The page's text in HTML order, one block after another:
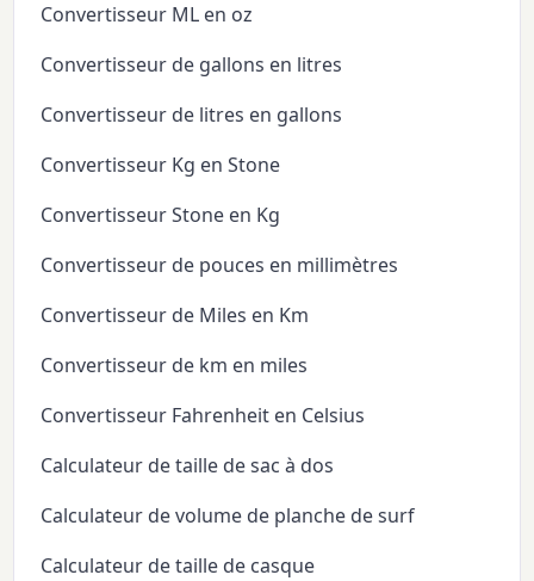
Convertisseur ML en oz
Convertisseur de gallons en litres
Convertisseur de litres en gallons
Convertisseur Kg en Stone
Convertisseur Stone en Kg
Convertisseur de pouces en millimètres
Convertisseur de Miles en Km
Convertisseur de km en miles
Convertisseur Fahrenheit en Celsius
Calculateur de taille de sac à dos
Calculateur de volume de planche de surf
Calculateur de taille de casque